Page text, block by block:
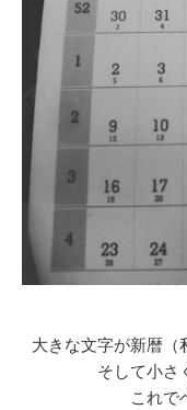
大きな文字が新暦（
そして小さ
これで